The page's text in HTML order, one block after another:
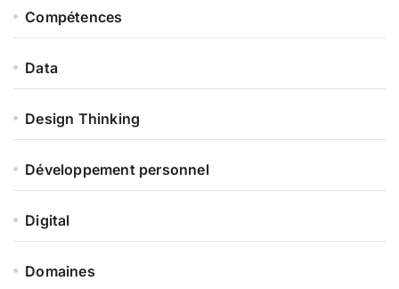
Compétences
Data
Design Thinking
Développement personnel
Digital
Domaines